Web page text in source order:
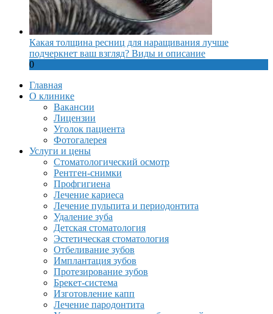
Какая толщина ресниц для наращивания лучше
подчеркнет ваш взгляд? Виды и описание
0
Главная
О клинике
Вакансии
Лицензии
Уголок пациента
Фотогалерея
Услуги и цены
Стоматологический осмотр
Рентген-снимки
Профгигиена
Лечение кариеса
Лечение пульпита и периодонтита
Удаление зуба
Детская стоматология
Эстетическая стоматология
Отбеливание зубов
Имплантация зубов
Протезирование зубов
Брекет-система
Изготовление капп
Лечение пародонтита